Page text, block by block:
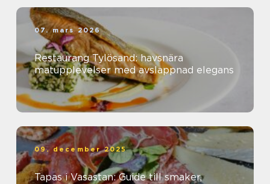
07. mars 2026
Restaurang Tylösand: havsnära
matupplevelser med avslappnad elegans
09. december 2025
Tapas i Vasastan: Guide till smaker,